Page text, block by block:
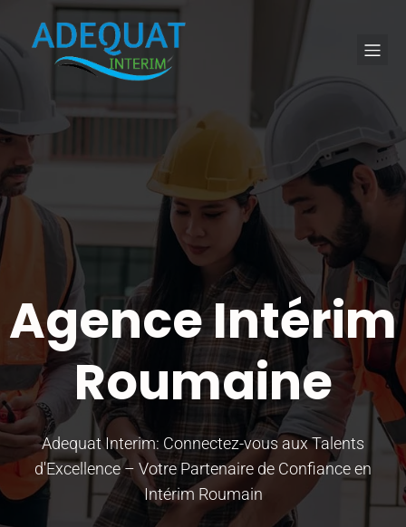
Agence Intérim
Roumaine
Adequat Interim: Connectez-vous aux Talents
d'Excellence – Votre Partenaire de Confiance en
Intérim Roumain